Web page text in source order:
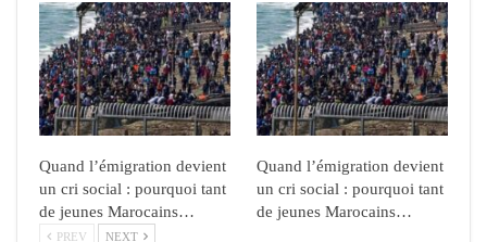
Quand l’émigration devient
un cri social : pourquoi tant
de jeunes Marocains…
Quand l’émigration devient
un cri social : pourquoi tant
de jeunes Marocains…
PREV NEXT